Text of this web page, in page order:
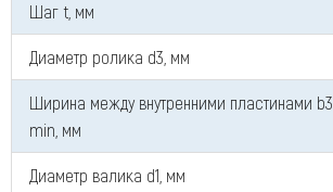
Шаг t, мм
Диаметр ролика d3, мм
Ширина между внутренними пластинами b3
min, мм
Диаметр валика d1, мм